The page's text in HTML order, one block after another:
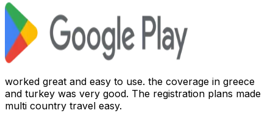
worked great and easy to use. the coverage in greece
and turkey was very good. The registration plans made
multi country travel easy.